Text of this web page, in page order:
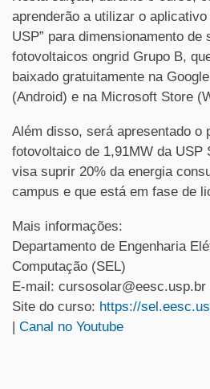
aprenderão a utilizar o aplicativo
USP” para dimensionamento de
fotovoltaicos ongrid Grupo B,
baixado gratuitamente na
(Android) e na Microsoft Store
Além disso, será apresentado o
fotovoltaico de 1,91MW da USP
visa suprir 20% da energia
campus e que está em fase de
Mais informações:
Departamento de Engenharia
Computação (SEL)
E-mail: cursosolar@eesc.usp.br
Site do curso: https://
| Canal no Youtube